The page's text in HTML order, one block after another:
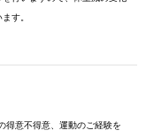
す。
得意不得意、運動のご経験を